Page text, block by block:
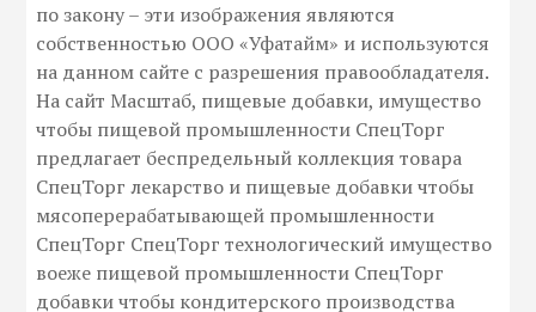
по закону – эти изображения являются
собственностью ООО «Уфатайм» и используются
на данном сайте с разрешения правообладателя.
На сайт Масштаб, пищевые добавки, имущество
чтобы пищевой промышленности СпецТорг
предлагает беспредельный коллекция товара
СпецТорг лекарство и пищевые добавки чтобы
мясоперерабатывающей промышленности
СпецТорг СпецТорг технологический имущество
воеже пищевой промышленности СпецТорг
добавки чтобы кондитерского производства